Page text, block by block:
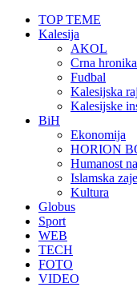
TOP TEME
Kalesija
AKOL
Crna hronika
Fudbal
Kalesijska
Kalesijske
BiH
Ekonomija
HORION
Humanost
Islamska
Kultura
Globus
Sport
WEB
TECH
FOTO
VIDEO